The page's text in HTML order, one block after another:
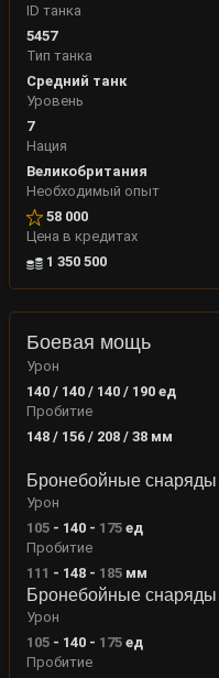
ID танка
5457
Тип танка
Средний танк
Уровень
7
Нация
Великобритания
Необходимый опыт
58 000
Цена в кредитах
1 350 500
Боевая мощь
Урон
140 / 140 / 140 / 190 ед
Пробитие
148 / 156 / 208 / 38 мм
Бронебойные снаряды
Урон
105- 140- 175ед
Пробитие
111 - 148- 185 мм
Бронебойные снаряды
Урон
105- 140- 175ед
Пробитие